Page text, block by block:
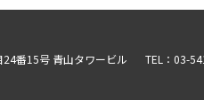
番15号 青山タワービル TEL：03-